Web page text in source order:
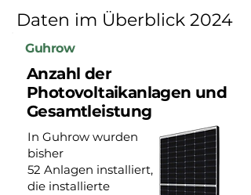
Daten im Überblick 2024
Guhrow
Anzahl der
Photovoltaikanlagen und
Gesamtleistung
In Guhrow wurden
bisher
52 Anlagen installiert,
die installierte